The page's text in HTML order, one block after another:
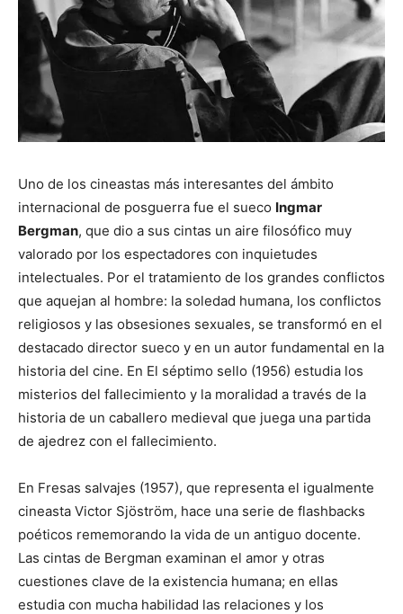
Uno de los cineastas más interesantes del ámbito
internacional de posguerra fue el sueco Ingmar
Bergman, que dio a sus cintas un aire filosófico muy
valorado por los espectadores con inquietudes
intelectuales. Por el tratamiento de los grandes conflictos
que aquejan al hombre: la soledad humana, los conflictos
religiosos y las obsesiones sexuales, se transformó en el
destacado director sueco y en un autor fundamental en la
historia del cine. En El séptimo sello (1956) estudia los
misterios del fallecimiento y la moralidad a través de la
historia de un caballero medieval que juega una partida
de ajedrez con el fallecimiento.
En Fresas salvajes (1957), que representa el igualmente
cineasta Victor Sjöström, hace una serie de flashbacks
poéticos rememorando la vida de un antiguo docente.
Las cintas de Bergman examinan el amor y otras
cuestiones clave de la existencia humana; en ellas
estudia con mucha habilidad las relaciones y los